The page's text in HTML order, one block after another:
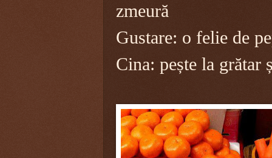
zmeură
Gustare: o felie de
Cina: pește la grătar